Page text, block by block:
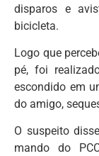
disparos e
bicicleta.
Logo que
pé, foi
escondido em
do amigo,
O suspeito
mando do